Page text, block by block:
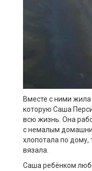
Вместе с ними
которую Саша
всю жизнь. Она
с немалым
хлопотала по дому,
вязала.
Саша ребёнком